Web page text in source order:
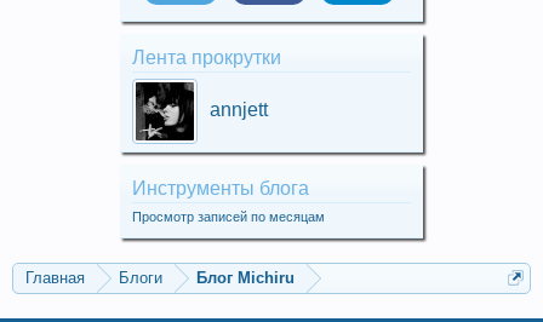
Лента прокрутки
annjett
Инструменты блога
Просмотр записей по месяцам
Главная Блоги Блог Michiru